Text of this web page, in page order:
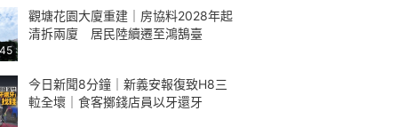
觀塘花園大廈重建｜房協料2028年起
清拆兩廈 居民陸續遷至鴻鵠臺
今日新聞8分鐘｜新義安報復致H8三
𨋢全壞｜食客擲錢店員以牙還牙